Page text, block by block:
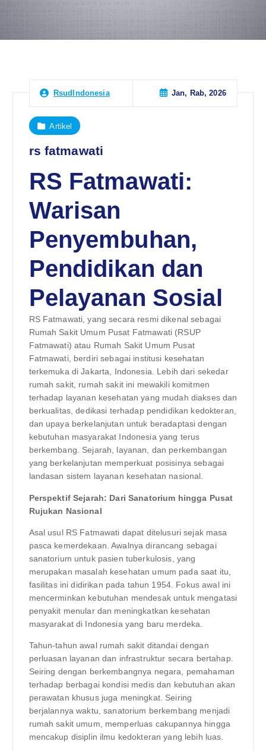
RsudIndonesia Jan, Rab, 2026
Artikel
rs fatmawati
RS Fatmawati:
Warisan
Penyembuhan,
Pendidikan dan
Pelayanan Sosial
RS Fatmawati, yang secara resmi dikenal sebagai
Rumah Sakit Umum Pusat Fatmawati (RSUP
Fatmawati) atau Rumah Sakit Umum Pusat
Fatmawati, berdiri sebagai institusi kesehatan
terkemuka di Jakarta, Indonesia. Lebih dari sekedar
rumah sakit, rumah sakit ini mewakili komitmen
terhadap layanan kesehatan yang mudah diakses dan
berkualitas, dedikasi terhadap pendidikan kedokteran,
dan upaya berkelanjutan untuk beradaptasi dengan
kebutuhan masyarakat Indonesia yang terus
berkembang. Sejarah, layanan, dan perkembangan
yang berkelanjutan memperkuat posisinya sebagai
landasan sistem layanan kesehatan nasional.
Perspektif Sejarah: Dari Sanatorium hingga Pusat
Rujukan Nasional
Asal usul RS Fatmawati dapat ditelusuri sejak masa
pasca kemerdekaan. Awalnya dirancang sebagai
sanatorium untuk pasien tuberkulosis, yang
merupakan masalah kesehatan umum pada saat itu,
fasilitas ini didirikan pada tahun 1954. Fokus awal ini
mencerminkan kebutuhan mendesak untuk mengatasi
penyakit menular dan meningkatkan kesehatan
masyarakat di Indonesia yang baru merdeka.
Tahun-tahun awal rumah sakit ditandai dengan
perluasan layanan dan infrastruktur secara bertahap.
Seiring dengan berkembangnya negara, pemahaman
terhadap berbagai kondisi medis dan kebutuhan akan
perawatan khusus juga meningkat. Seiring
berjalannya waktu, sanatorium berkembang menjadi
rumah sakit umum, memperluas cakupannya hingga
mencakup disiplin ilmu kedokteran yang lebih luas.